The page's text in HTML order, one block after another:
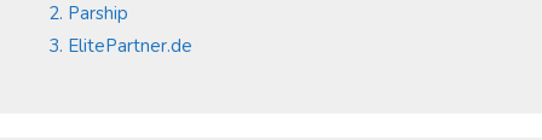
2. Parship
3. ElitePartner.de